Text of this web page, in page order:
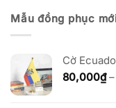
Mẫu đồng phục
Cờ
80,000₫ –